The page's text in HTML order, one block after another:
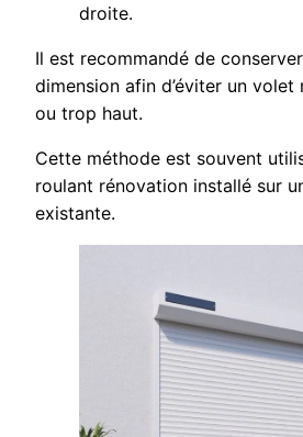
droite.
Il est recommandé de
dimension afin d’éviter un
ou trop haut.
Cette méthode est souvent
roulant rénovation installé sur
existante.